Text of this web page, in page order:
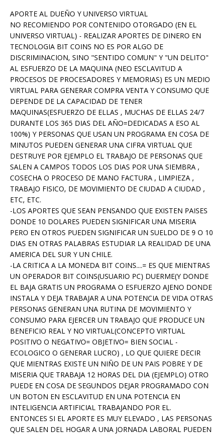
APORTE AL DUEÑO Y UNIVERSO VIRTUAL
NO RECOMIENDO POR CONTENIDO OTORGADO (EN EL
UNIVERSO VIRTUAL) - REALIZAR APORTES DE DINERO EN
TECNOLOGIA BIT COINS NO ES POR ALGO DE
DISCRIMINACION, SINO "SENTIDO COMUN" Y "UN DELITO"
AL ESFUERZO DE LA MAQUINA (NEO ESCLAVITUD A
PROCESOS DE PROCESADORES Y MEMORIAS) ES UN MEDIO
VIRTUAL PARA GENERAR COMPRA VENTA Y CONSUMO QUE
DEPENDE DE LA CAPACIDAD DE TENER
MAQUINAS(ESFUERZO DE ELLAS , MUCHAS DE ELLAS 24/7
DURANTE LOS 365 DIAS DEL AÑO=DEDICADAS A ESO AL
100%) Y PERSONAS QUE USAN UN PROGRAMA EN COSA DE
MINUTOS PUEDEN GENERAR UNA CIFRA VIRTUAL QUE
DESTRUYE POR EJEMPLO EL TRABAJO DE PERSONAS QUE
SALEN A CAMPOS TODOS LOS DIAS POR UNA SIEMBRA ,
COSECHA O PROCESO DE MANO FACTURA , LIMPIEZA ,
TRABAJO FISICO, DE MOVIMIENTO DE CIUDAD A CIUDAD ,
ETC, ETC.
-LOS APORTES QUE SEAN PENSANDO QUE EXISTEN PAISES
DONDE 10 DOLARES PUEDEN SIGNIFICAR UNA MISERIA
PERO EN OTROS PUEDEN SIGNIFICAR UN SUELDO DE 9 O 10
DIAS EN OTRAS PALABRAS ESTUDIAR LA REALIDAD DE UNA
AMERICA DEL SUR Y UN CHILE.
-LA CRITICA A LA MONEDA BIT COINS....= ES QUE MIENTRAS
UN OPERADOR BIT COINS(USUARIO PC) DUERME(Y DONDE
EL BAJA GRATIS UN PROGRAMA O ESFUERZO AJENO DONDE
INSTALA Y DEJA TRABAJAR A UNA POTENCIA DE VIDA OTRAS
PERSONAS GENERAN UNA RUTINA DE MOVIMIENTO Y
CONSUMO PARA EJERCER UN TRABAJO QUE PRODUCE UN
BENEFICIO REAL Y NO VIRTUAL(CONCEPTO VIRTUAL
POSITIVO O NEGATIVO= OBJETIVO= BIEN SOCIAL -
ECOLOGICO O GENERAR LUCRO) , LO QUE QUIERE DECIR
QUE MIENTRAS EXISTE UN NIÑO DE UN PAIS POBRE Y DE
MISERIA QUE TRABAJA 12 HORAS DEL DIA (EJEMPLO) OTRO
PUEDE EN COSA DE SEGUNDOS DEJAR PROGRAMADO CON
UN BOTON EN ESCLAVITUD EN UNA POTENCIA EN
INTELIGENCIA ARTIFICIAL TRABAJANDO POR EL.
ENTONCES SI EL APORTE ES MUY ELEVADO , LAS PERSONAS
QUE SALEN DEL HOGAR A UNA JORNADA LABORAL PUEDEN